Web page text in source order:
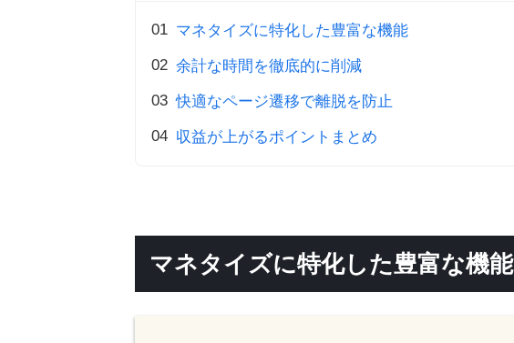
マネタイズに特化した豊富な機能
余計な時間を徹底的に削減
快適なページ遷移で離脱を防止
収益が上がるポイントまとめ
マネタイズに特化した豊富な機能